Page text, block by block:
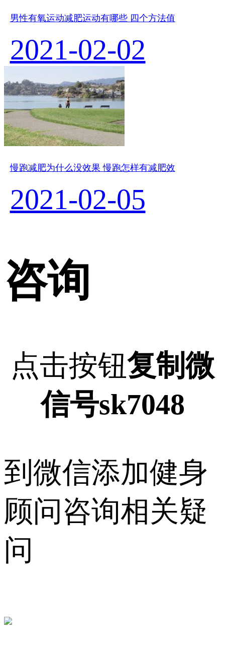
男性有氧运动减肥运动有哪些 四个方法值
2021-02-02
慢跑减肥为什么没效果 慢跑怎样有减肥效
2021-02-05
咨询
点击按钮复制微
信号sk7048
到微信添加健身
顾问咨询相关疑
问